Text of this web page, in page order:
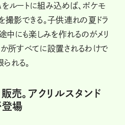
をルートに組み込めば、ポケモ
影できる。子供連れの夏ドラ
中にも楽しみを作れるのがメリ
か所すべてに設置されるわけで
れる。
売。アクリルスタンド
登場